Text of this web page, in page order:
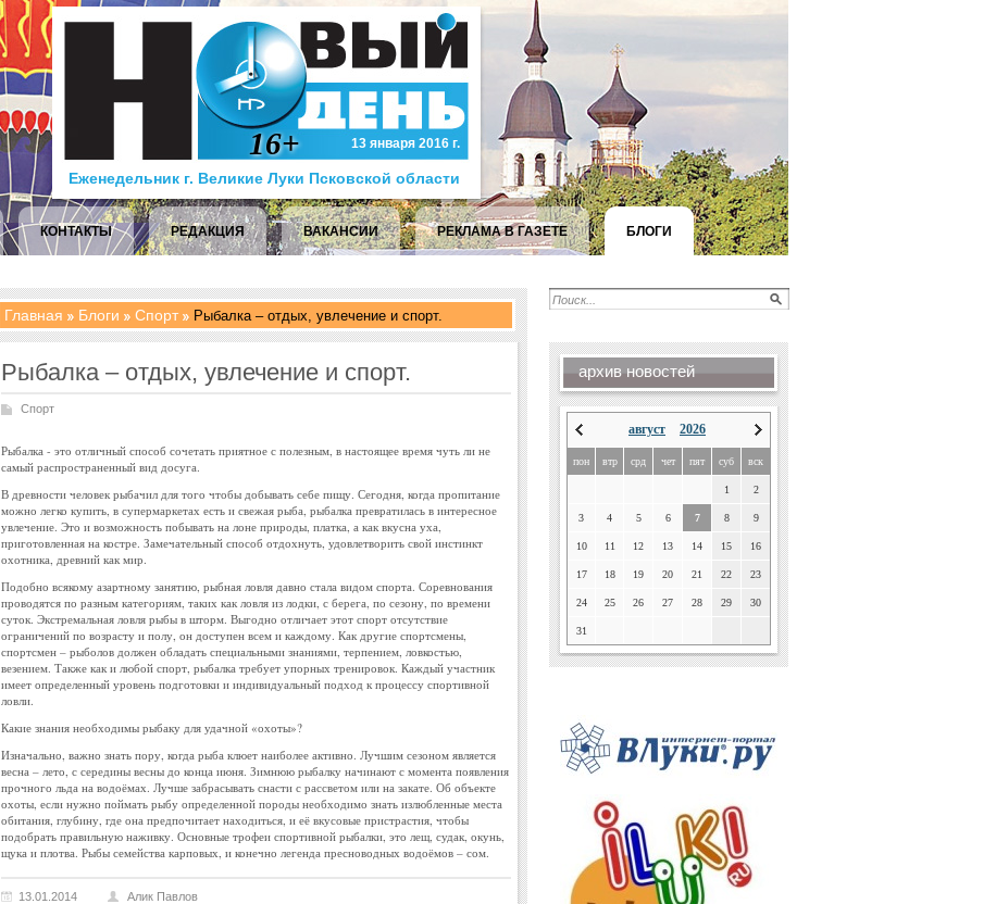
16+ 13 января 2016 г.
Еженедельник г. Великие Луки Псковской области
КОНТАКТЫ РЕДАКЦИЯ ВАКАНСИИ РЕКЛАМА В ГАЗЕТЕ БЛОГИ
Главная Блоги Спорт Рыбалка – отдых, увлечение и спорт.
Рыбалка – отдых, увлечение и спорт.
Спорт
Рыбалка - это отличный способ сочетать приятное с полезным, в настоящее время чуть ли не
самый распространенный вид досуга.
В древности человек рыбачил для того чтобы добывать себе пищу. Сегодня, когда пропитание
можно легко купить, в супермаркетах есть и свежая рыба, рыбалка превратилась в интересное
увлечение. Это и возможность побывать на лоне природы, платка, а как вкусна уха,
приготовленная на костре. Замечательный способ отдохнуть, удовлетворить свой инстинкт
охотника, древний как мир.
Подобно всякому азартному занятию, рыбная ловля давно стала видом спорта. Соревнования
проводятся по разным категориям, таких как ловля из лодки, с берега, по сезону, по времени
суток. Экстремальная ловля рыбы в шторм. Выгодно отличает этот спорт отсутствие
ограничений по возрасту и полу, он доступен всем и каждому. Как другие спортсмены,
спортсмен – рыболов должен обладать специальными знаниями, терпением, ловкостью,
везением. Также как и любой спорт, рыбалка требует упорных тренировок. Каждый участник
имеет определенный уровень подготовки и индивидуальный подход к процессу спортивной
ловли.
Какие знания необходимы рыбаку для удачной «охоты»?
Изначально, важно знать пору, когда рыба клюет наиболее активно. Лучшим сезоном является
весна – лето, с середины весны до конца июня. Зимнюю рыбалку начинают с момента появления
прочного льда на водоёмах. Лучше забрасывать снасти с рассветом или на закате. Об объекте
охоты, если нужно поймать рыбу определенной породы необходимо знать излюбленные места
обитания, глубину, где она предпочитает находиться, и её вкусовые пристрастия, чтобы
подобрать правильную наживку. Основные трофеи спортивной рыбалки, это лещ, судак, окунь,
щука и плотва. Рыбы семейства карповых, и конечно легенда пресноводных водоёмов – сом.
13.01.2014 Алик Павлов
архив новостей
август 2026
пон втр срд чет пят суб вск
1 2
3 4 5 6 7 8 9
10 11 12 13 14 15 16
17 18 19 20 21 22 23
24 25 26 27 28 29 30
31